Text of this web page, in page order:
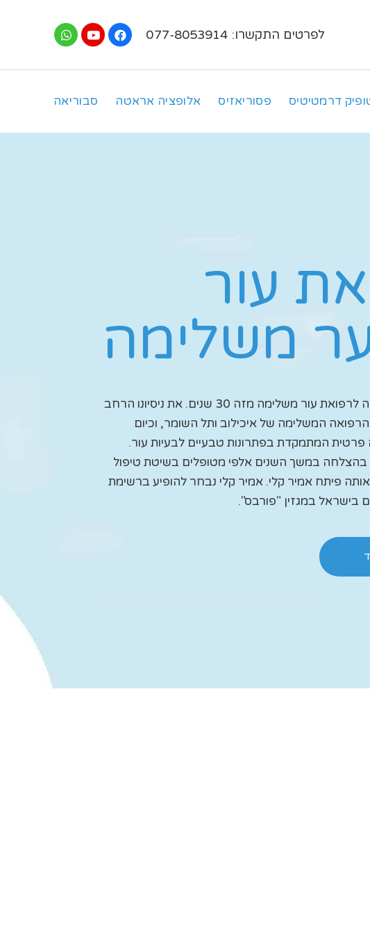
לפרטים התקשרו: 077-8053914
דרמטיטיס פסוריאזיס אלופציה אראטה סבוריאה
עור
משלימה
אמיר קלי, מומחה לרפואת עור משלימה מזה 30 שנים. את ניסיונו הרחב
המשלימה של איכילוב ותל השומר, וכיום
פרטית המתמקדת בפתרונות טבעיים לבעיות עור.
במשך השנים אלפי מטופלים בשיטת טיפול
אותה פיתח אמיר קלי. אמיר קלי נבחר להופיע ברשימת
בישראל במגזין "פורבס".